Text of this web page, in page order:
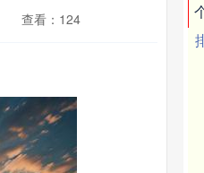
查看：124